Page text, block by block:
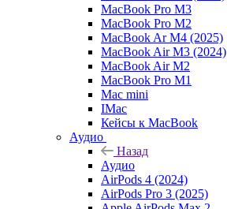
MacBook Pro M3
MacBook Pro M2
MacBook Ar M4 (2025)
MacBook Air M3 (2024)
MacBook Air M2
MacBook Pro M1
Mac mini
IMac
Кейсы к MacBook
Аудио
Назад
Аудио
AirPods 4 (2024)
AirPods Pro 3 (2025)